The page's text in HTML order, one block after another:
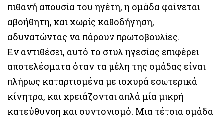
πιθανή απουσία του ηγέτη, η ομάδα φαίνεται
αβοήθητη, και χωρίς καθοδήγηση,
αδυνατώντας να πάρουν πρωτοβουλίες.
Εν αντιθέσει, αυτό το στυλ ηγεσίας επιφέρει
αποτελέσματα όταν τα μέλη της ομάδας είναι
πλήρως καταρτισμένα με ισχυρά εσωτερικά
κίνητρα, και χρειάζονται απλά μία μικρή
κατεύθυνση και συντονισμό. Μια τέτοια ομάδα